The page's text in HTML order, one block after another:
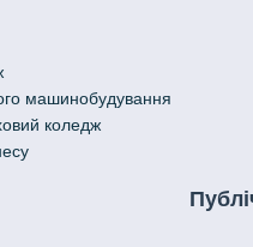
машинобудування
коледж